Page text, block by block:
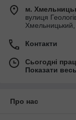
м.
вулиця
Хмельницький,
Контакти
Сьогодні
Показати
Про нас